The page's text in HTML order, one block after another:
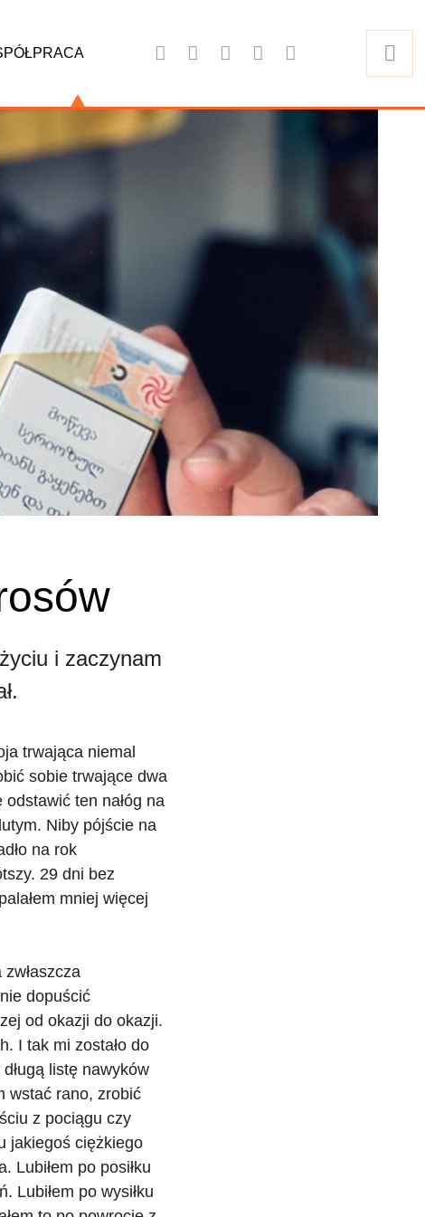
i zaczynam
trwająca niemal
sobie trwające dwa
ten nałóg na
Niby pójście na
na rok
29 dni bez
mniej więcej
dopuścić
od okazji do okazji.
. I tak mi zostało do
listę nawyków
wstać rano, zrobić
z pociągu czy
jakiegoś ciężkiego
Lubiłem po posiłku
Lubiłem po wysiłku